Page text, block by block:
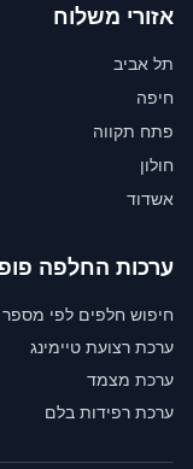
אזורי משלוח
תל אביב
חיפה
פתח תקווה
חולון
אשדוד
ערכות החלפה
חיפוש חלפים לפי
ערכת רצועת טיימינג
ערכת מצמד
ערכת רפידות בלם